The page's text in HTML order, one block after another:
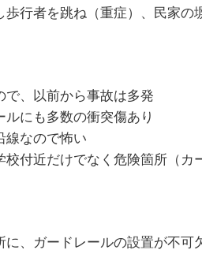
行者を跳ね（重症）、民家の
、以前から事故は多発
にも多数の衝突傷あり
なので怖い
付近だけでなく危険箇所（カ
、ガードレールの設置が不可